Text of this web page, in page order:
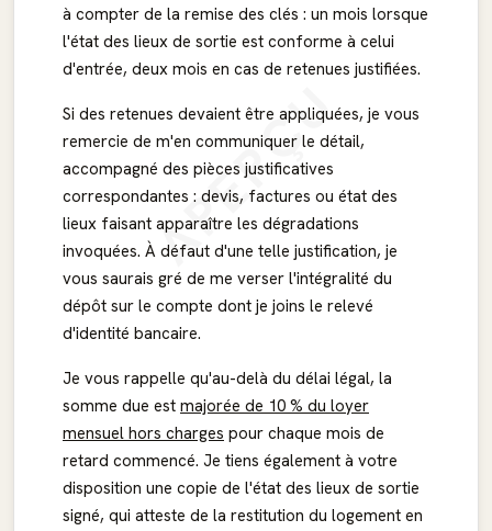
APERÇU
à compter de la remise des clés : un mois lorsque
l'état des lieux de sortie est conforme à celui
d'entrée, deux mois en cas de retenues justifiées.
Si des retenues devaient être appliquées, je vous
remercie de m'en communiquer le détail,
accompagné des pièces justificatives
correspondantes : devis, factures ou état des
lieux faisant apparaître les dégradations
invoquées. À défaut d'une telle justification, je
vous saurais gré de me verser l'intégralité du
dépôt sur le compte dont je joins le relevé
d'identité bancaire.
Je vous rappelle qu'au-delà du délai légal, la
somme due est majorée de 10 % du loyer
mensuel hors charges pour chaque mois de
retard commencé. Je tiens également à votre
disposition une copie de l'état des lieux de sortie
signé, qui atteste de la restitution du logement en